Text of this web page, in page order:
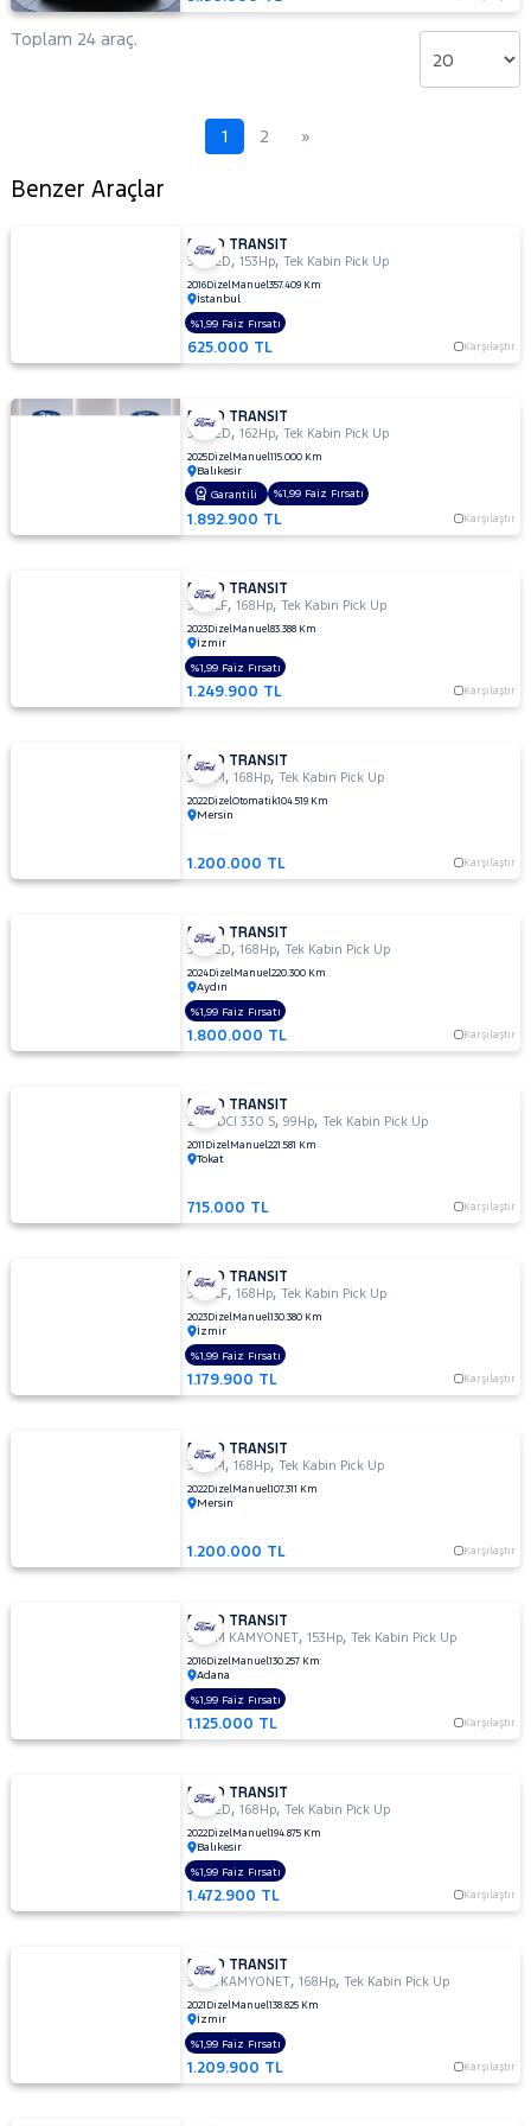
Toplam 24 araç.
1 2 »
Benzer Araçlar
FORD TRANSIT
350 ED,153Hp,Tek Kabin Pick Up
2016DizelManuel357.409 Km
İstanbul
625.000 TL Karşılaştır
%1,99 Faiz Fırsatı
FORD TRANSIT
350 ED,162Hp,Tek Kabin Pick Up
2025DizelManuel115.000 Km
Balıkesir
1.892.900 TL Karşılaştır
Garantili %1,99 Faiz Fırsatı
FORD TRANSIT
350 LF,168Hp,Tek Kabin Pick Up
2023DizelManuel83.388 Km
İzmir
1.249.900 TL Karşılaştır
%1,99 Faiz Fırsatı
FORD TRANSIT
350 M ,168Hp,Tek Kabin Pick Up
2022DizelOtomatik104.519 Km
Mersin
1.200.000 TL Karşılaştır
FORD TRANSIT
350 ED,168Hp,Tek Kabin Pick Up
2024DizelManuel220.300 Km
Aydın
1.800.000 TL Karşılaştır
%1,99 Faiz Fırsatı
FORD TRANSIT
2.4 TDCI 330 S,99Hp,Tek Kabin Pick Up
2011 DizelManuel221.581 Km
Tokat
715.000 TL Karşılaştır
FORD TRANSIT
350 LF,168Hp,Tek Kabin Pick Up
2023DizelManuel130.380 Km
İzmir
1.179.900 TL Karşılaştır
%1,99 Faiz Fırsatı
FORD TRANSIT
350 M ,168Hp,Tek Kabin Pick Up
2022DizelManuel107.311 Km
Mersin
1.200.000 TL Karşılaştır
FORD TRANSIT
350 M KAMYONET,153Hp,Tek Kabin Pick Up
2016DizelManuel130.257 Km
Adana
1.125.000 TL Karşılaştır
%1,99 Faiz Fırsatı
FORD TRANSIT
350 ED,168Hp,Tek Kabin Pick Up
2022DizelManuel194.875 Km
Balıkesir
1.472.900 TL Karşılaştır
%1,99 Faiz Fırsatı
FORD TRANSIT
350L KAMYONET,168Hp,Tek Kabin Pick Up
2021 DizelManuel138.825 Km
İzmir
1.209.900 TL Karşılaştır
%1,99 Faiz Fırsatı